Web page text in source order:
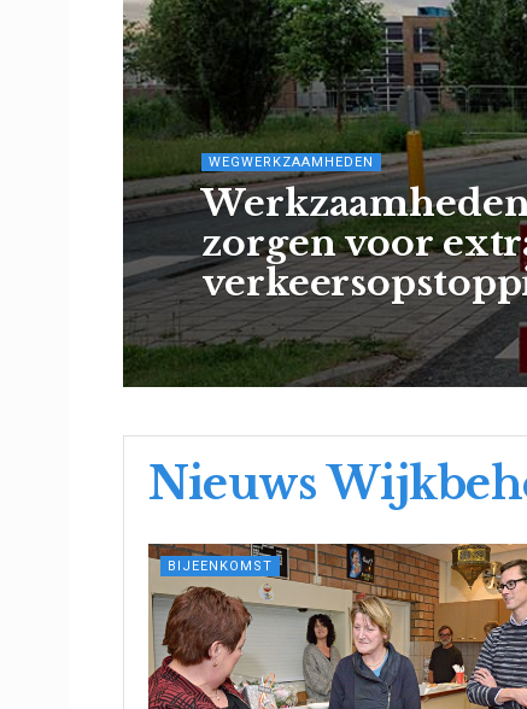
WEGWERKZAAMHEDEN
zorgen voor
Nieuws
BIJEENKOMST